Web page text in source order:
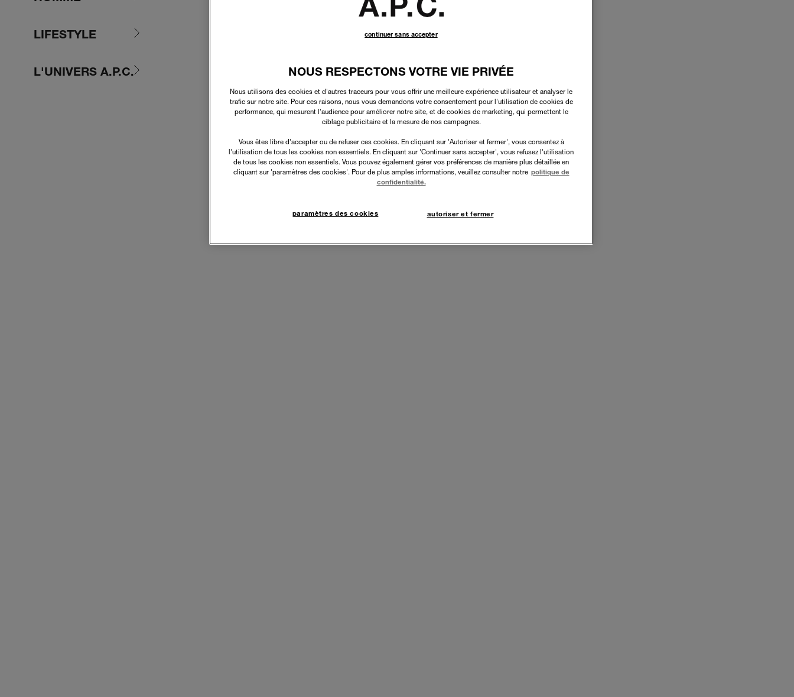
LIFESTYLE
L'UNIVERS A.P.C. NOUS RESPECTONS VOTRE VIE PRIVÉE
Nous utilisons des cookies et d'autres traceurs pour vous offrir une meilleure expérience utilisateur et analyser le
trafic sur notre site. Pour ces raisons, nous vous demandons votre consentement pour l'utilisation de cookies de
performance, qui mesurent l'audience pour améliorer notre site, et de cookies de marketing, qui permettent le
ciblage publicitaire et la mesure de nos campagnes.
Vous êtes libre d'accepter ou de refuser ces cookies. En cliquant sur 'Autoriser et fermer', vous consentez à
l'utilisation de tous les cookies non essentiels. En cliquant sur 'Continuer sans accepter', vous refusez l'utilisation
de tous les cookies non essentiels. Vous pouvez également gérer vos préférences de manière plus détaillée en
cliquant sur 'paramètres des cookies'. Pour de plus amples informations, veuillez consulter notre politique de
confidentialité.
paramètres des cookies autoriser et fermer
continuer sans accepter